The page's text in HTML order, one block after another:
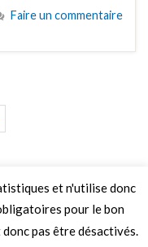
Faire un commentaire
et n'utilise donc
pour le bon
pas être désactivés.